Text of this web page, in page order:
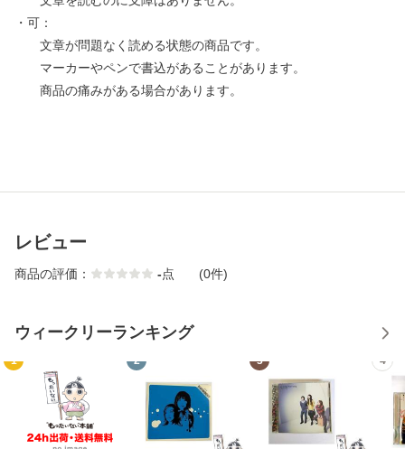
・可：
文章が問題なく読める状態の商品です。
マーカーやペンで書込があることがあります。
商品の痛みがある場合があります。
レビュー
商品の評価： -点 (0件)
ウィークリーランキング
1 2 3 4